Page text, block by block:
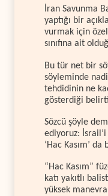
İran Savunma
yaptığı bir
vurmak için
sınıfına ait
Bu tür net bir
söyleminde
tehdidinin ne
gösterdiği
Sözcü şöyle
ediyoruz:
‘Hac Kasım’
“Hac Kasım”
katı yakıtlı
yüksek